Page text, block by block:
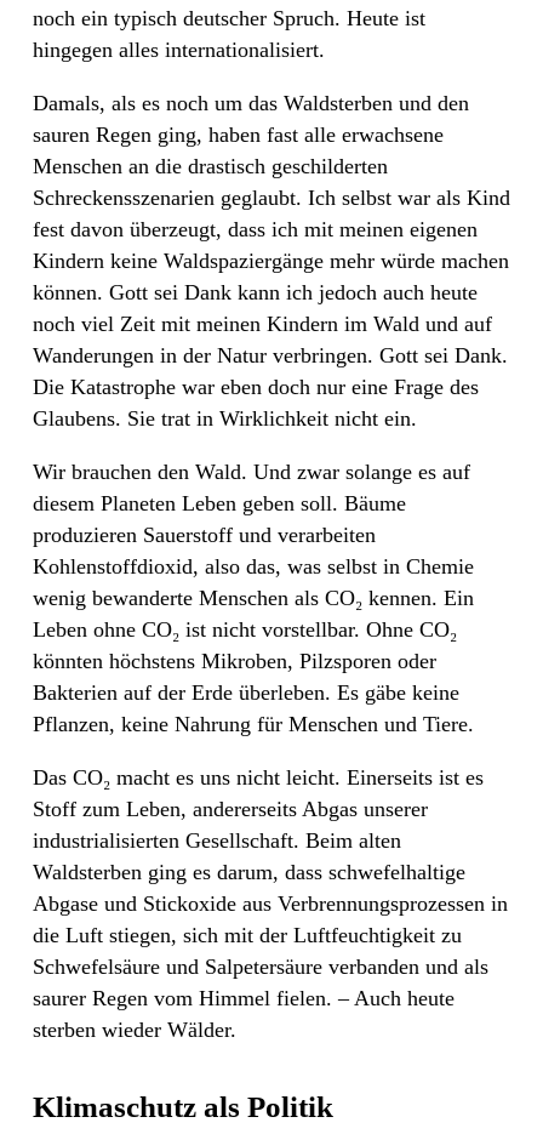
noch ein typisch deutscher Spruch. Heute ist
hingegen alles internationalisiert.
Damals, als es noch um das Waldsterben und den
sauren Regen ging, haben fast alle erwachsene
Menschen an die drastisch geschilderten
Schreckensszenarien geglaubt. Ich selbst war als Kind
fest davon überzeugt, dass ich mit meinen eigenen
Kindern keine Waldspaziergänge mehr würde machen
können. Gott sei Dank kann ich jedoch auch heute
noch viel Zeit mit meinen Kindern im Wald und auf
Wanderungen in der Natur verbringen. Gott sei Dank.
Die Katastrophe war eben doch nur eine Frage des
Glaubens. Sie trat in Wirklichkeit nicht ein.
Wir brauchen den Wald. Und zwar solange es auf
diesem Planeten Leben geben soll. Bäume
produzieren Sauerstoff und verarbeiten
Kohlenstoffdioxid, also das, was selbst in Chemie
wenig bewanderte Menschen als CO₂ kennen. Ein
Leben ohne CO₂ ist nicht vorstellbar. Ohne CO₂
könnten höchstens Mikroben, Pilzsporen oder
Bakterien auf der Erde überleben. Es gäbe keine
Pflanzen, keine Nahrung für Menschen und Tiere.
Das CO₂ macht es uns nicht leicht. Einerseits ist es
Stoff zum Leben, andererseits Abgas unserer
industrialisierten Gesellschaft. Beim alten
Waldsterben ging es darum, dass schwefelhaltige
Abgase und Stickoxide aus Verbrennungsprozessen in
die Luft stiegen, sich mit der Luftfeuchtigkeit zu
Schwefelsäure und Salpetersäure verbanden und als
saurer Regen vom Himmel fielen. – Auch heute
sterben wieder Wälder.
Klimaschutz als Politik